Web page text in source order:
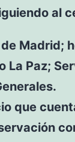
al
Madrid;
La Paz;
que